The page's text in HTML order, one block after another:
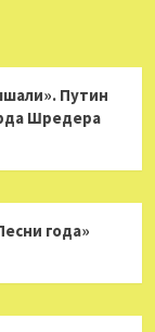
Путин
Шредера
года»